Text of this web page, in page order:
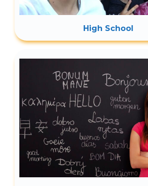
High School